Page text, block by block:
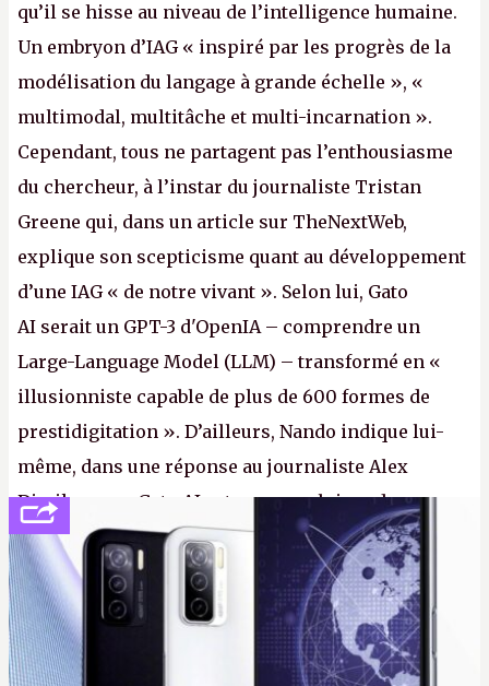
qu’il se hisse au niveau de l’intelligence humaine.
Un embryon d’IAG « inspiré par les progrès de la
modélisation du langage à grande échelle », «
multimodal, multitâche et multi-incarnation ».
Cependant, tous ne partagent pas l’enthousiasme
du chercheur, à l’instar du journaliste Tristan
Greene qui, dans un article sur TheNextWeb,
explique son scepticisme quant au développement
d’une IAG « de notre vivant ». Selon lui, Gato
AI serait un GPT-3 d'OpenIA – comprendre un
Large-Language Model (LLM) – transformé en «
illusionniste capable de plus de 600 formes de
prestidigitation ». D’ailleurs, Nando indique lui-
même, dans une réponse au journaliste Alex
Dimikas, que Gato AI est « encore loin » de
prétendre réussir le célèbre test de Turing. (Crédit
photo : Pexels - Arthur Brognoli)